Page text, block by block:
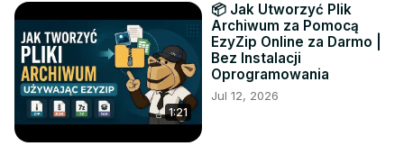
1:21
📦 Jak Utworzyć Plik
Archiwum za Pomocą
EzyZip Online za Darmo |
Bez Instalacji
Oprogramowania
Jul 12, 2026